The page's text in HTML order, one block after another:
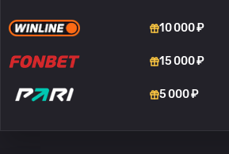
10 000 ₽
15 000 ₽
5 000 ₽